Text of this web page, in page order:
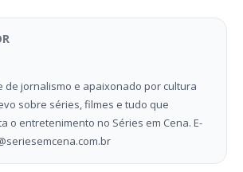
de jornalismo e apaixonado por cultura
sobre séries, filmes e tudo que
o entretenimento no Séries em Cena. E-